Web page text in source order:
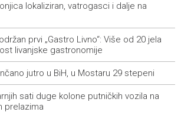
lokaliziran, vatrogasci i dalje na
prvi „Gastro Livno“: Više od 20 jela
livanjske gastronomije
jutro u BiH, u Mostaru 29 stepeni
sati duge kolone putničkih vozila na
prelazima